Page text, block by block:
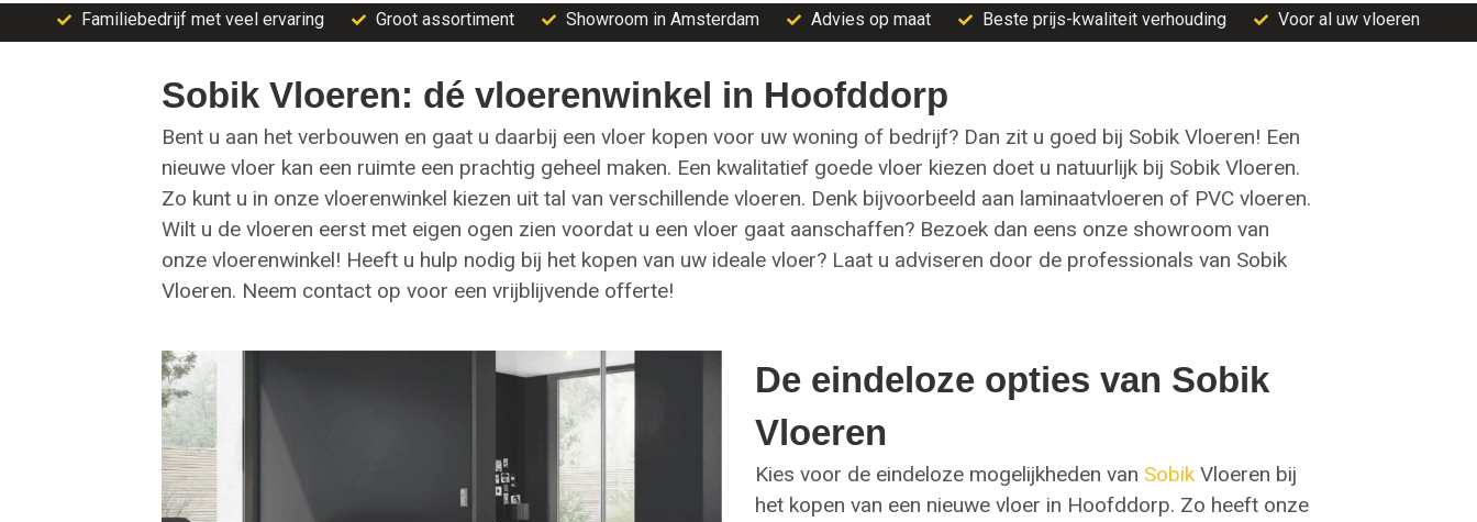
Familiebedrijf met veel ervaring Groot assortiment Showroom in Amsterdam Advies op maat Beste prijs-kwaliteit verhouding Voor al uw vloeren
Sobik Vloeren: dé vloerenwinkel in Hoofddorp
Bent u aan het verbouwen en gaat u daarbij een vloer kopen voor uw woning of bedrijf? Dan zit u goed bij Sobik Vloeren! Een
nieuwe vloer kan een ruimte een prachtig geheel maken. Een kwalitatief goede vloer kiezen doet u natuurlijk bij Sobik Vloeren.
Zo kunt u in onze vloerenwinkel kiezen uit tal van verschillende vloeren. Denk bijvoorbeeld aan laminaatvloeren of PVC vloeren.
Wilt u de vloeren eerst met eigen ogen zien voordat u een vloer gaat aanschaffen? Bezoek dan eens onze showroom van
onze vloerenwinkel! Heeft u hulp nodig bij het kopen van uw ideale vloer? Laat u adviseren door de professionals van Sobik
Vloeren. Neem contact op voor een vrijblijvende offerte!
De eindeloze opties van Sobik
Vloeren
Kies voor de eindeloze mogelijkheden van Sobik Vloeren bij
het kopen van een nieuwe vloer in Hoofddorp. Zo heeft onze